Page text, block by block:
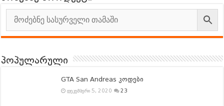
პოპულარული
GTA San Andreas კოდები
დეკემბერი 5, 2020 23